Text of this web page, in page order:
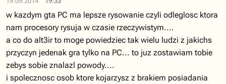
w kazdym gta PC ma lepsze rysowanie czyli odleglosc ktora
nam procesory rysuja w czasie rzeczywistym....
a co do alt3ir to moge powiedziec tak wielu ludzi z jakichs
przyczyn jedenak gra tylko na PC... to juz zostawiam tobie
zebys sobie znalazl powody....
i spolecznosc osob ktore kojarzysz z brakiem posiadania